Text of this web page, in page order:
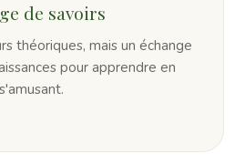
de savoirs
théoriques, mais un échange
pour apprendre en
s'amusant.